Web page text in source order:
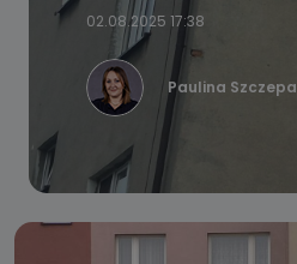
02.08.2025 17:38
Paulina